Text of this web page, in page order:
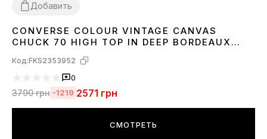
Добавить
363738 3940 4142 4344
CONVERSE COLOUR VINTAGE CANVAS
CHUCK 70 HIGH TOP IN DEEP BORDEAUX
Код:FKS2353952
0
3790грн -1219 2571 грн
СМОТРЕТЬ